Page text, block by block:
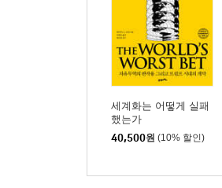
세계화는 어떻게 실패
했는가
40,500원 (10% 할인)